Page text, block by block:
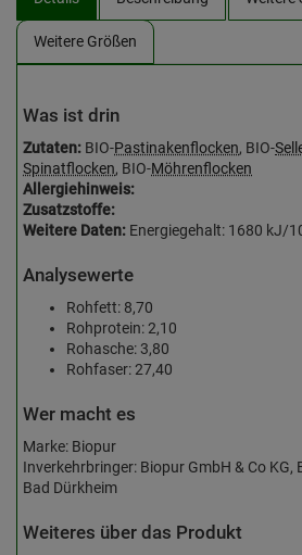
Weitere Größen
Was ist drin
Zutaten: BIO-Pastinakenflocken, BIO-
Spinatflocken, BIO-Möhrenflocken
Allergiehinweis:
Zusatzstoffe:
Weitere Daten: Energiegehalt: 1680 kJ/
Analysewerte
Rohfett: 8,70
Rohprotein: 2,10
Rohasche: 3,80
Rohfaser: 27,40
Wer macht es
Marke: Biopur
Inverkehrbringer: Biopur GmbH & Co KG,
Bad Dürkheim
Weiteres über das Produkt